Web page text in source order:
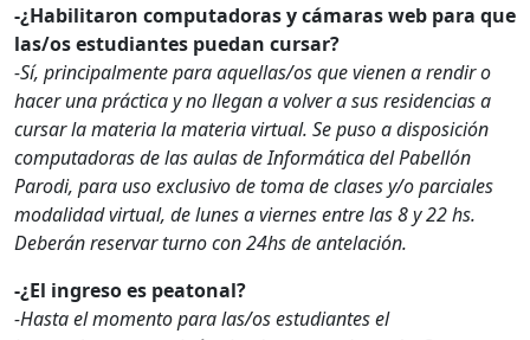
-¿Habilitaron computadoras y cámaras web para que
las/os estudiantes puedan cursar?
-Sí, principalmente para aquellas/os que vienen a rendir o
hacer una práctica y no llegan a volver a sus residencias a
cursar la materia la materia virtual. Se puso a disposición
computadoras de las aulas de Informática del Pabellón
Parodi, para uso exclusivo de toma de clases y/o parciales
modalidad virtual, de lunes a viernes entre las 8 y 22 hs.
Deberán reservar turno con 24hs de antelación.
-¿El ingreso es peatonal?
-Hasta el momento para las/os estudiantes el